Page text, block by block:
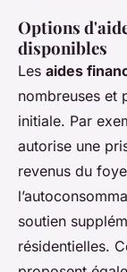
Options
disponibles
Les aides
nombreuses et
initiale. Par
autorise une
revenus du
soutien
résidentielles.